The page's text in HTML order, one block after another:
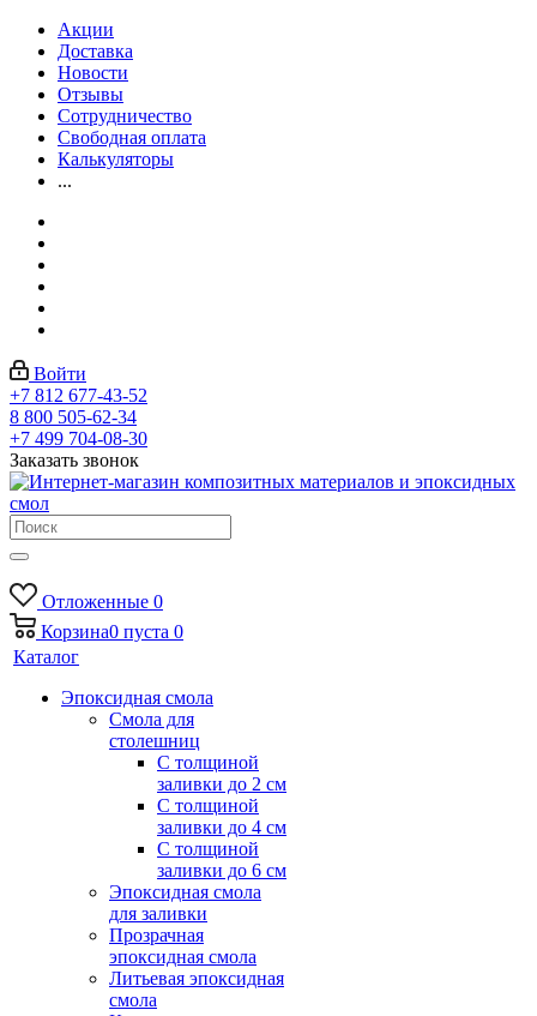
Акции
Доставка
Новости
Отзывы
Сотрудничество
Свободная оплата
Калькуляторы
...
Войти
+7 812 677-43-52
8 800 505-62-34
+7 499 704-08-30
Заказать звонок
Отложенные 0
Корзина0 пуста 0
Каталог
Эпоксидная смола
Смола для
столешниц
С толщиной
заливки до 2 см
С толщиной
заливки до 4 см
С толщиной
заливки до 6 см
Эпоксидная смола
для заливки
Прозрачная
эпоксидная смола
Литьевая эпоксидная
смола